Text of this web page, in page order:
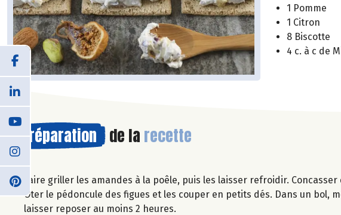
1 Pomme
1 Citron
8 Biscotte
4 c. à c de
Préparation de la recette
Faire griller les amandes à la poêle, puis les laisser refroidir.
Ôter le pédoncule des figues et les couper en petits dés. Dans un bol,
laisser reposer au moins 2 heures.